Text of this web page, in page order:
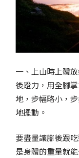
一、上山時上體
後蹬力，用全腳
地，步幅略小，
地擺動。
要盡量讓腳後跟
是身體的重量就